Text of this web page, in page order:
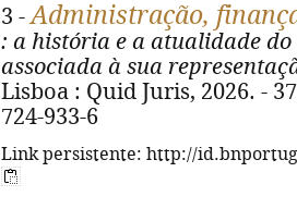
3 -Administração,
: a história e a atualidade
associada à sua
Lisboa : Quid Juris, 2026. -
724-933-6
Link persistente: http://